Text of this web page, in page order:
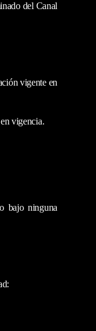
del Canal
vigente en
vigencia.
bajo ninguna